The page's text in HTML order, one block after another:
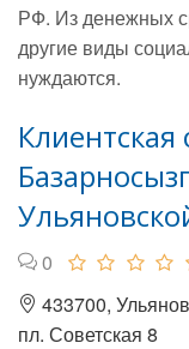
РФ. Из денежных
другие виды
нуждаются.
Клиентская
0
433700,
пл. Советская 8